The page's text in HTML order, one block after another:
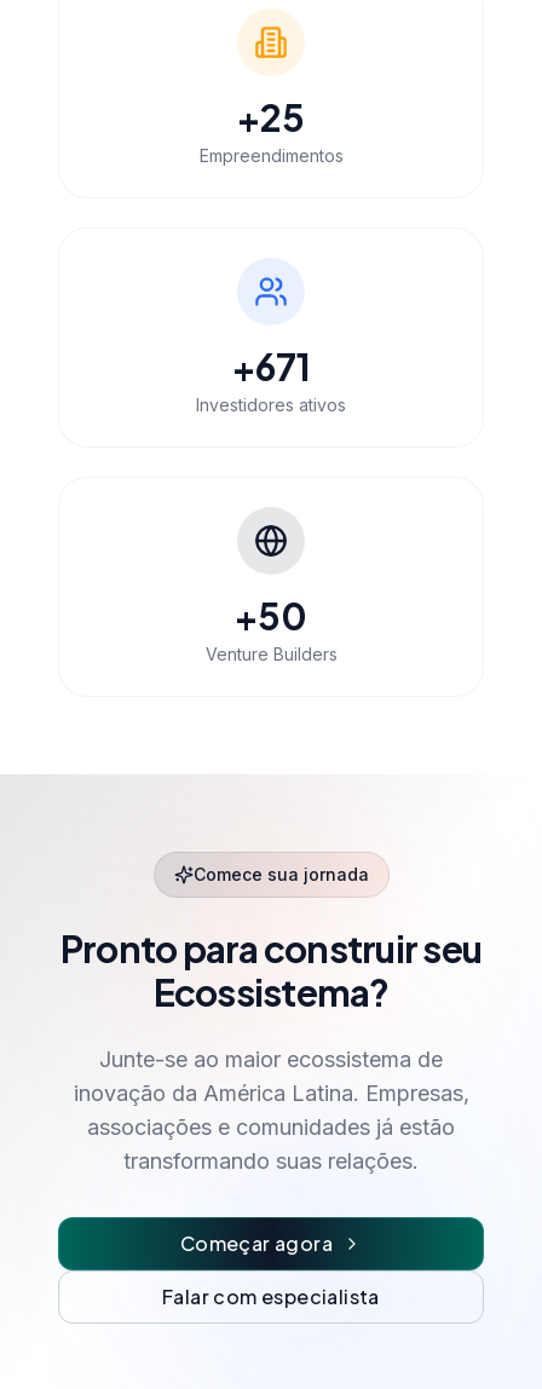
+25
Empreendimentos
+671
Investidores ativos
+50
Venture Builders
Comece sua jornada
Pronto para construir seu
Ecossistema?
Junte-se ao maior ecossistema de
inovação da América Latina. Empresas,
associações e comunidades já estão
transformando suas relações.
Começar agora
Falar com especialista